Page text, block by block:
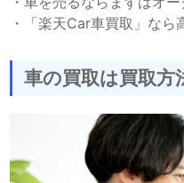
・
「楽天Car車買取」なら
車の買取は買取方